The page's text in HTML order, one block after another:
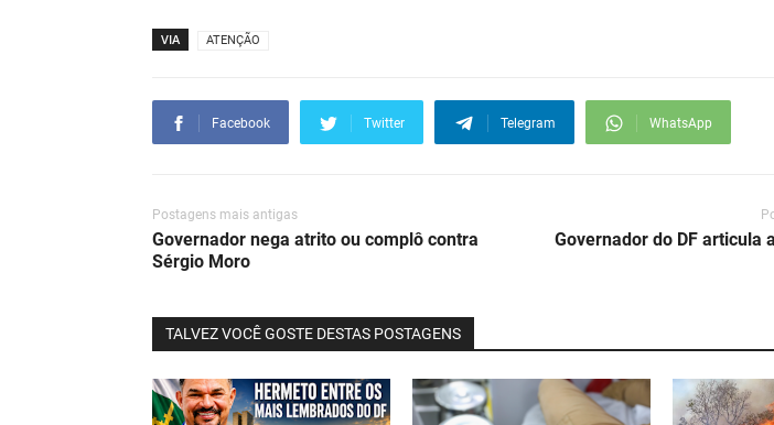
VIA ATENÇÃO
Facebook Twitter Telegram WhatsApp
Postagens mais antigas
Governador nega atrito ou complô contra
Sérgio Moro
Governador do DF articula
TALVEZ VOCÊ GOSTE DESTAS POSTAGENS